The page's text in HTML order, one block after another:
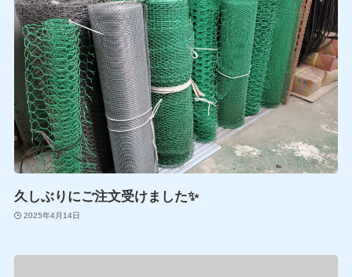
久しぶりにご注文受けました✨
2025年4月14日